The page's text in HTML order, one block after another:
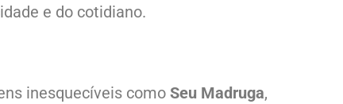
e do cotidiano.
inesquecíveis como Seu Madruga,